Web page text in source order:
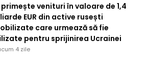
primește venituri în valoare de 1,4
EUR din active rusești
care urmează să fie
pentru sprijinirea Ucrainei
4 zile